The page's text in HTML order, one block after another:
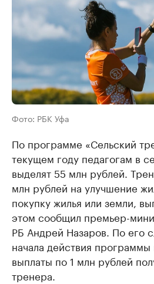
Фото: РБК Уфа
По программе «Сельский
текущем году педагогам в
выделят 55 млн рублей.
млн рублей на улучшение
покупку жилья или земли,
этом сообщил премьер-
РБ Андрей Назаров. По его
начала действия
выплаты по 1 млн рублей
тренера.